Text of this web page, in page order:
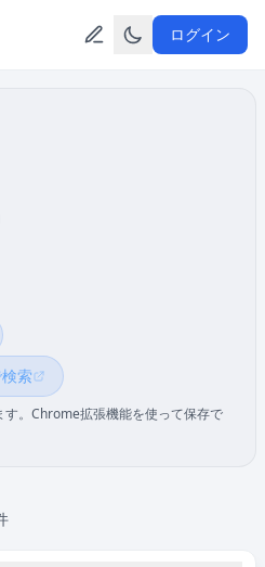
ログイン
索
す。Chrome拡張機能を使って保存で